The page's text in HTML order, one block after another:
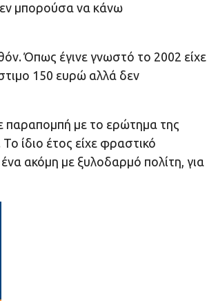
μπορούσα να κάνω
Όπως έγινε γνωστό το 2002 είχε
150 ευρώ αλλά δεν
παραπομπή με το ερώτημα της
ίδιο έτος είχε φραστικό
ακόμη με ξυλοδαρμό πολίτη, για